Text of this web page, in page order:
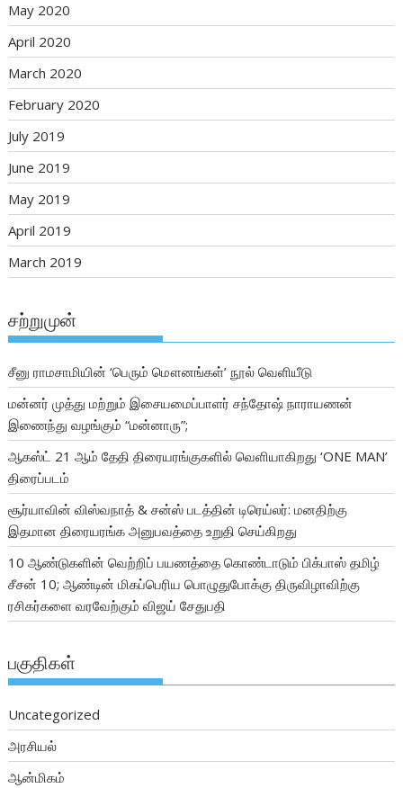
May 2020
April 2020
March 2020
February 2020
July 2019
June 2019
May 2019
April 2019
March 2019
சற்றுமுன்
சீனு ராமசாமியின் ‘பெரும் மௌனங்கள்’ நூல் வெளியீடு
மன்னர் முத்து மற்றும் இசையமைப்பாளர் சந்தோஷ் நாராயணன்
இணைந்து வழங்கும் “மன்னாரு”;
ஆகஸ்ட் 21 ஆம் தேதி திரையரங்குகளில் வெளியாகிறது ‘ONE MAN’
திரைப்படம்
சூர்யாவின் விஸ்வநாத் & சன்ஸ் படத்தின் டிரெய்லர்: மனதிற்கு
இதமான திரையரங்க அனுபவத்தை உறுதி செய்கிறது
10 ஆண்டுகளின் வெற்றிப் பயணத்தை கொண்டாடும் பிக்பாஸ் தமிழ்
சீசன் 10; ஆண்டின் மிகப்பெரிய பொழுதுபோக்கு திருவிழாவிற்கு
ரசிகர்களை வரவேற்கும் விஜய் சேதுபதி
பகுதிகள்
Uncategorized
அரசியல்
ஆன்மிகம்